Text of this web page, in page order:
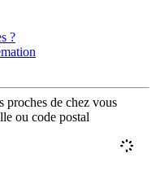
?
proches de chez vous
ou code postal